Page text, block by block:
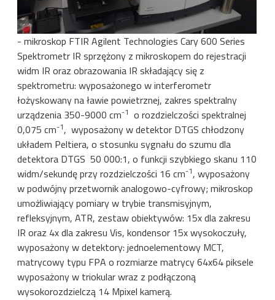
- mikroskop FTIR Agilent Technologies Cary 600 Series
Spektrometr IR sprzężony z mikroskopem do rejestracji
widm IR oraz obrazowania IR składający się z
spektrometru: wyposażonego w interferometr
łożyskowany na ławie powietrznej, zakres spektralny
urządzenia 350-9000 cm-1 o rozdzielczości spektralnej
0,075 cm-1, wyposażony w detektor DTGS chłodzony
układem Peltiera, o stosunku sygnału do szumu dla
detektora DTGS 50 000:1, o funkcji szybkiego skanu 110
widm/sekundę przy rozdzielczości 16 cm-1, wyposażony
w podwójny przetwornik analogowo-cyfrowy; mikroskop
umożliwiający pomiary w trybie transmisyjnym,
refleksyjnym, ATR, zestaw obiektywów: 15x dla zakresu
IR oraz 4x dla zakresu Vis, kondensor 15x wysokoczuły,
wyposażony w detektory: jednoelementowy MCT,
matrycowy typu FPA o rozmiarze matrycy 64x64 piksele
wyposażony w triokular wraz z podłączoną
wysokorozdzielczą 14 Mpixel kamerą.